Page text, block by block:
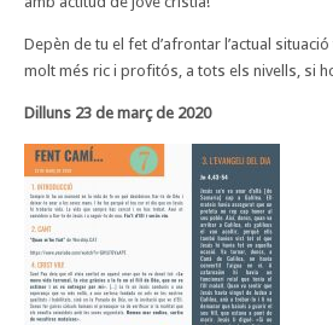
Depèn de tu el fet d’afrontar l’actual
molt més ric i profitós, a tots els nivells, si
Dilluns 23 de març de 2020